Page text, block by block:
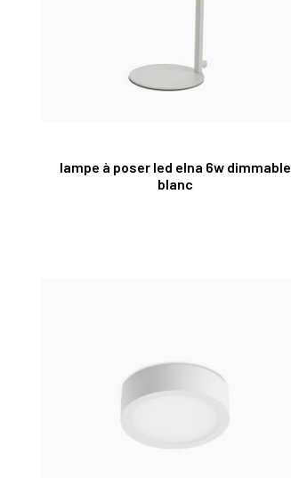
lampe à poser led elna 6w dimmable
blanc